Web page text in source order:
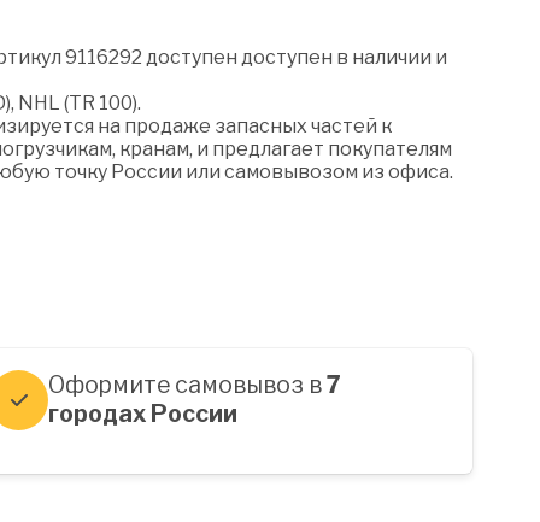
9116292 доступен доступен в наличии и
NHL (TR 100).
на продаже запасных частей к
кранам, и предлагает покупателям
точку России или самовывозом из офиса.
Оформите самовывоз в7
городах России